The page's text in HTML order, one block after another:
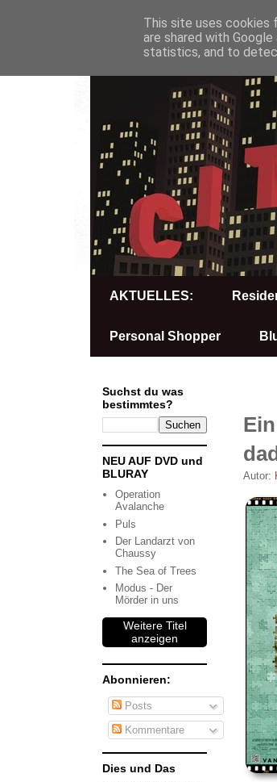
AKTUELLES:
Personal Shopper
Autor:
Suchst du was
bestimmtes?
NEU AUF DVD und
BLURAY
Operation
Avalanche
Puls
Der Landarzt von
Chaussy
The Sea of Trees
Modus - Der
Mörder in uns
Weitere Titel
anzeigen
Abonnieren:
Posts
Kommentare
Dies und Das
This site uses cookies
are shared with
statistics, and to